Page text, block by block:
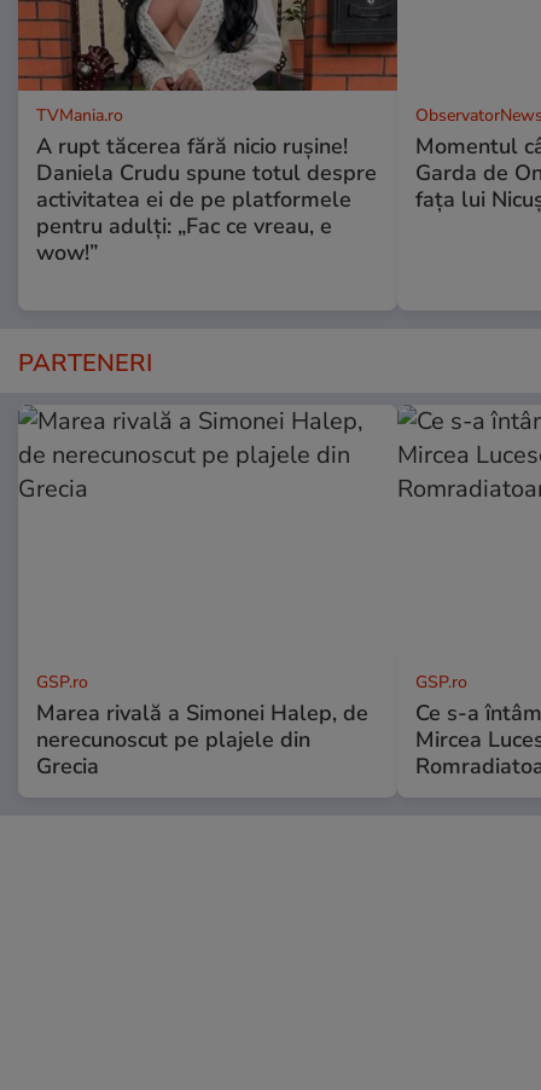
TVMania.ro
A rupt tăcerea fără nicio rușine!
Daniela Crudu spune totul despre
activitatea ei de pe platformele
pentru adulți: „Fac ce vreau, e
wow!”
Momentul
Garda de
fața lui
PARTENERI
GSP.ro
Marea rivală a Simonei Halep, de
nerecunoscut pe plajele din
Grecia
GSP.ro
Ce s-a
Mircea